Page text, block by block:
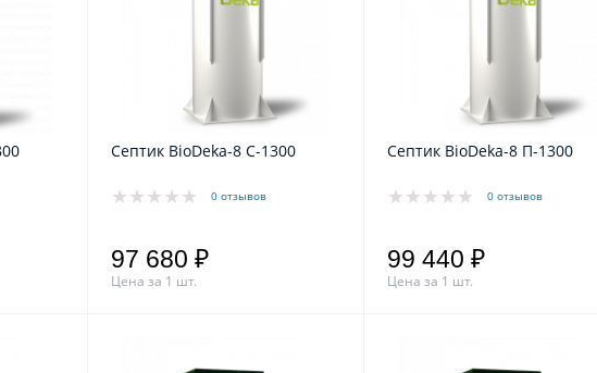
Септик BioDeka-8 C-1300
0 отзывов
97 680 ₽
Цена за 1 шт.
Септик BioDeka-8 П-1300
0 отзывов
99 440 ₽
Цена за 1 шт.